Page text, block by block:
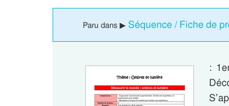
Paru dans ▶ Séquence / Fiche de
: